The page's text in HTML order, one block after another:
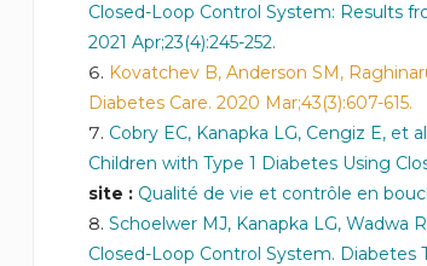
Closed-Loop Control System: Results
2021 Apr;23(4):245-252.
Kovatchev B, Anderson SM,
Diabetes Care. 2020 Mar;43(3):607-615.
Cobry EC, Kanapka LG, Cengiz E,
Children with Type 1 Diabetes Using
site : Qualité de vie et contrôle en
Schoelwer MJ, Kanapka LG, Wadwa
Closed-Loop Control System. Diabetes